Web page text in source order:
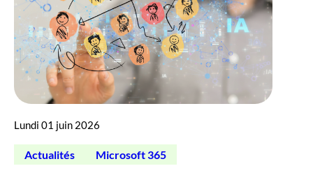
Lundi 01 juin 2026
Actualités Microsoft 365